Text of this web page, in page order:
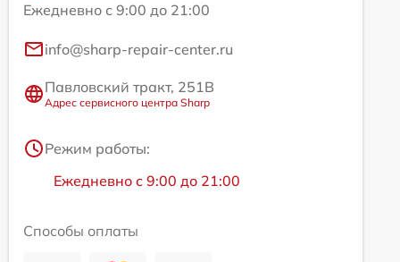
Ежедневно с 9:00 до 21:00
info@sharp-repair-center.ru
Павловский тракт, 251В
Адрес сервисного центра Sharp
Режим работы:
Ежедневно с 9:00 до 21:00
Способы оплаты